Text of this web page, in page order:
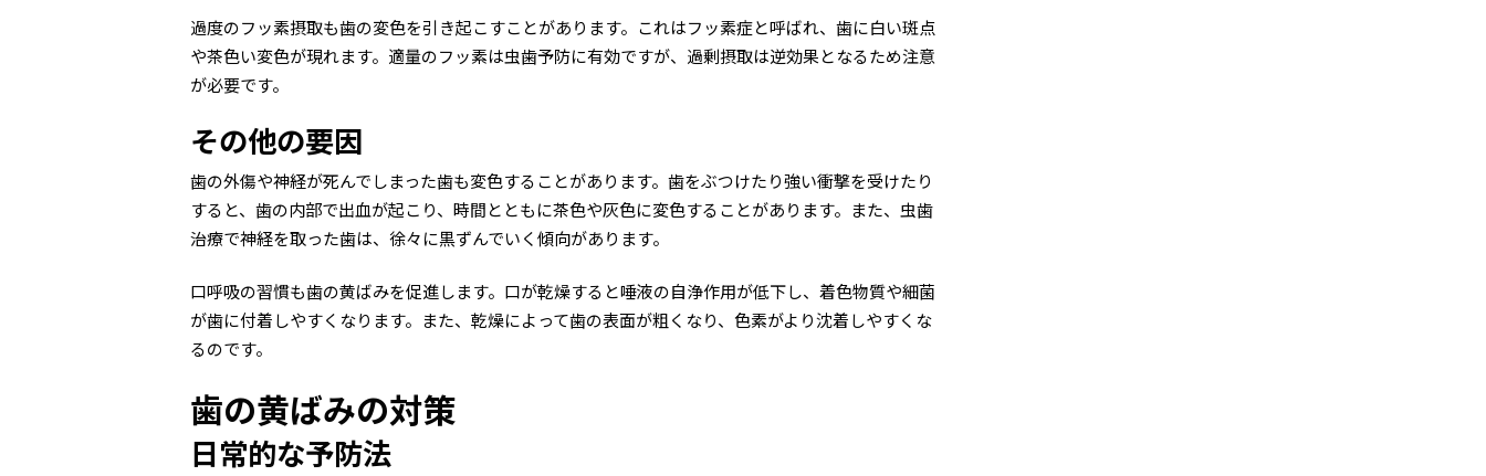
過度のフッ素摂取も歯の変色を引き起こすことがあります。これはフッ素症と呼ばれ、歯に白い斑点
や茶色い変色が現れます。適量のフッ素は虫歯予防に有効ですが、過剰摂取は逆効果となるため注意
が必要です。
その他の要因
歯の外傷や神経が死んでしまった歯も変色することがあります。歯をぶつけたり強い衝撃を受けたり
すると、歯の内部で出血が起こり、時間とともに茶色や灰色に変色することがあります。また、虫歯
治療で神経を取った歯は、徐々に黒ずんでいく傾向があります。
口呼吸の習慣も歯の黄ばみを促進します。口が乾燥すると唾液の自浄作用が低下し、着色物質や細菌
が歯に付着しやすくなります。また、乾燥によって歯の表面が粗くなり、色素がより沈着しやすくな
るのです。
歯の黄ばみの対策
日常的な予防法